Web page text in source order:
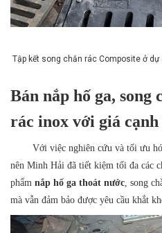
Tập kết song chắn rác Composite ở dự
Bán nắp hố ga, song
rác inox với giá
Với việc nghiên cứu và tối ưu
nên Minh Hải đã tiết kiệm tối đa các
phẩm nắp hố ga thoát nước , song
mà vẫn đảm bảo được yêu cầu khắt